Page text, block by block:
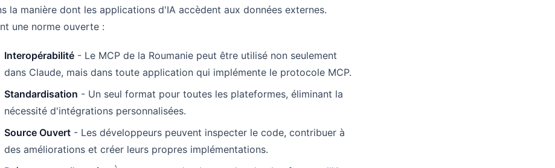
la manière dont les applications d'IA accèdent aux données externes.
une norme ouverte :
Interopérabilité - Le MCP de la Roumanie peut être utilisé non seulement
dans Claude, mais dans toute application qui implémente le protocole MCP.
Standardisation - Un seul format pour toutes les plateformes, éliminant la
nécessité d'intégrations personnalisées.
Source Ouvert - Les développeurs peuvent inspecter le code, contribuer à
des améliorations et créer leurs propres implémentations.